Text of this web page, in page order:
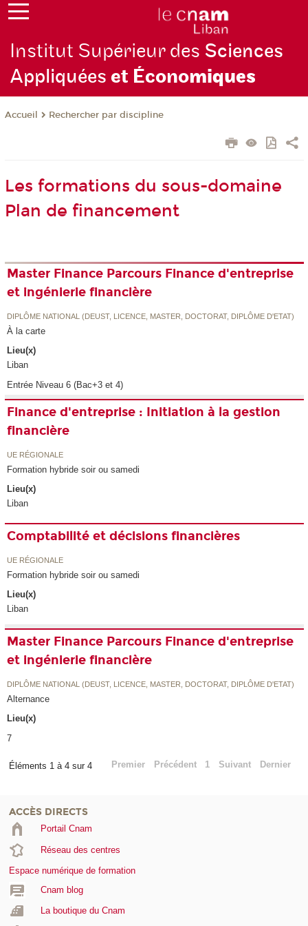
Institut Supérieur des Sciences
Appliquéeset Économiques
Accueil Rechercher par discipline
Les formations du sous-domaine
Plan de financement
Master Finance Parcours Finance d'entreprise
et ingénierie financière
DIPLÔME NATIONAL (DEUST, LICENCE, MASTER, DOCTORAT, DIPLÔME D'ETAT)
À la carte
Lieu(x)
Liban
Entrée Niveau 6 (Bac+3 et 4)
Finance d'entreprise : Initiation à la gestion
financière
UE RÉGIONALE
Formation hybride soir ou samedi
Lieu(x)
Liban
Comptabilité et décisions financières
UE RÉGIONALE
Formation hybride soir ou samedi
Lieu(x)
Liban
Master Finance Parcours Finance d'entreprise
et ingénierie financière
DIPLÔME NATIONAL (DEUST, LICENCE, MASTER, DOCTORAT, DIPLÔME D'ETAT)
Alternance
Lieu(x)
7
Éléments 1 à 4 sur 4 Premier Précédent 1 Suivant Dernier
ACCÈS DIRECTS
Portail Cnam
Réseau des centres
Espace numérique de formation
Cnam blog
La boutique du Cnam